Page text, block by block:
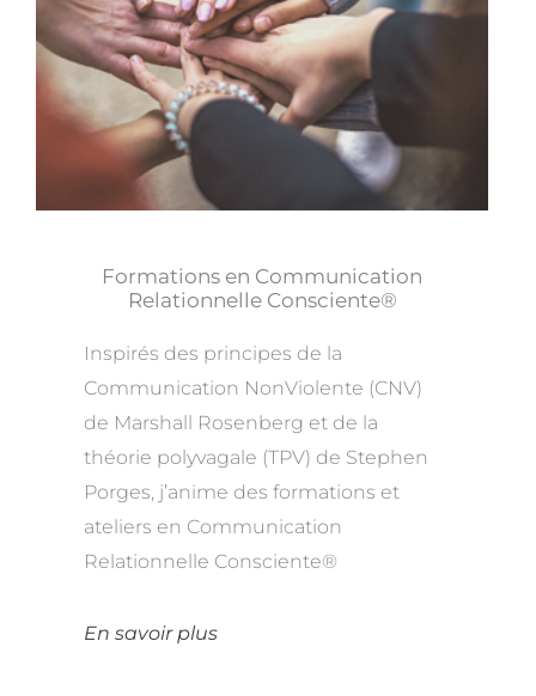
Formations en Communication
Relationnelle Consciente®
Inspirés des principes de la
Communication NonViolente (CNV)
de Marshall Rosenberg et de la
théorie polyvagale (TPV) de Stephen
Porges, j’anime des formations et
ateliers en Communication
Relationnelle Consciente®
En savoir plus